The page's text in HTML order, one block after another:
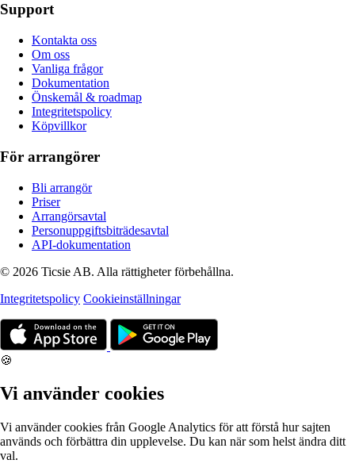
Support
Kontakta oss
Om oss
Vanliga frågor
Dokumentation
Önskemål & roadmap
Integritetspolicy
Köpvillkor
För arrangörer
Bli arrangör
Priser
Arrangörsavtal
Personuppgiftsbiträdesavtal
API-dokumentation
© 2026 Ticsie AB. Alla rättigheter förbehållna.
Integritetspolicy Cookieinställningar
🍪
Vi använder cookies
Vi använder cookies från Google Analytics för att förstå hur sajten
används och förbättra din upplevelse. Du kan när som helst ändra ditt
val.